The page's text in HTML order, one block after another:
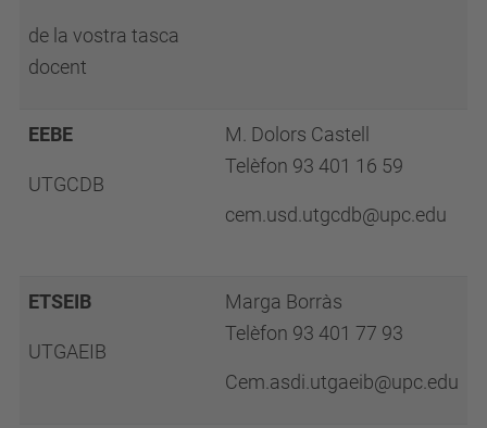
de la vostra tasca
docent
EEBE
UTGCDB
M. Dolors Castell
Telèfon 93 401 16 59
cem.usd.utgcdb@upc.edu
ETSEIB
UTGAEIB
Marga Borràs
Telèfon 93 401 77 93
Cem.asdi.utgaeib@upc.edu